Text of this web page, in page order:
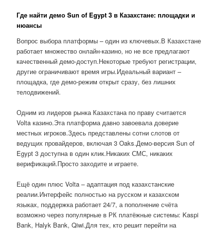
Где найти демо Sun of Egypt 3 в Казахстане: площадки и
нюансы
Вопрос выбора платформы – один из ключевых.В Казахстане
работает множество онлайн-казино, но не все предлагают
качественный демо-доступ.Некоторые требуют регистрации,
другие ограничивают время игры.Идеальный вариант –
площадка, где демо-режим открыт сразу, без лишних
телодвижений.
Одним из лидеров рынка Казахстана по праву считается
Volta казино.Эта платформа давно завоевала доверие
местных игроков.Здесь представлены сотни слотов от
ведущих провайдеров, включая 3 Oaks.Демо-версия Sun of
Egypt 3 доступна в один клик.Никаких СМС, никаких
верификаций.Просто заходите и играете.
Ещё один плюс Volta – адаптация под казахстанские
реалии.Интерфейс полностью на русском и казахском
языках, поддержка работает 24/7, а пополнение счёта
возможно через популярные в РК платёжные системы: Kaspi
Bank, Halyk Bank, Qiwi.Для тех, кто решит перейти на